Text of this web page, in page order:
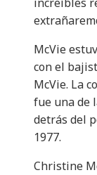
McVie
con el
McVie. La
fue una de
detrás del
1977.
Christine